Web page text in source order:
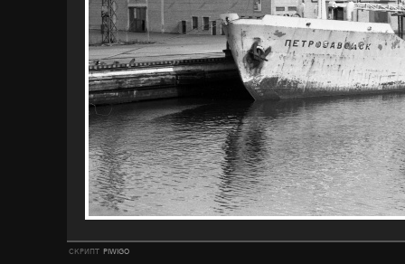
скрипт piwigo